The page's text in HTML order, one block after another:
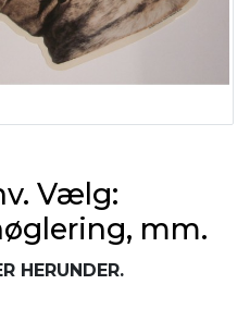
Vælg:
mm.
HERUNDER.